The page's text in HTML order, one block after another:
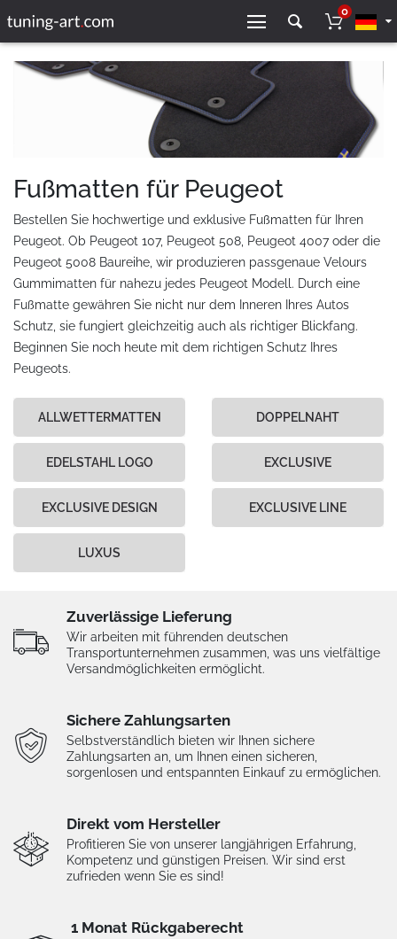
0
Fußmatten für Peugeot
Bestellen Sie hochwertige und exklusive Fußmatten für Ihren
Peugeot. Ob Peugeot 107, Peugeot 508, Peugeot 4007 oder die
Peugeot 5008 Baureihe, wir produzieren passgenaue Velours
Gummimatten für nahezu jedes Peugeot Modell. Durch eine
Fußmatte gewähren Sie nicht nur dem Inneren Ihres Autos
Schutz, sie fungiert gleichzeitig auch als richtiger Blickfang.
Beginnen Sie noch heute mit dem richtigen Schutz Ihres
Peugeots.
ALLWETTERMATTEN DOPPELNAHT
EDELSTAHL LOGO EXCLUSIVE
EXCLUSIVE DESIGN EXCLUSIVE LINE
LUXUS
Zuverlässige Lieferung
Wir arbeiten mit führenden deutschen
Transportunternehmen zusammen, was uns vielfältige
Versandmöglichkeiten ermöglicht.
Sichere Zahlungsarten
Selbstverständlich bieten wir Ihnen sichere
Zahlungsarten an, um Ihnen einen sicheren,
sorgenlosen und entspannten Einkauf zu ermöglichen.
Direkt vom Hersteller
Profitieren Sie von unserer langjährigen Erfahrung,
Kompetenz und günstigen Preisen. Wir sind erst
zufrieden wenn Sie es sind!
1 Monat Rückgaberecht